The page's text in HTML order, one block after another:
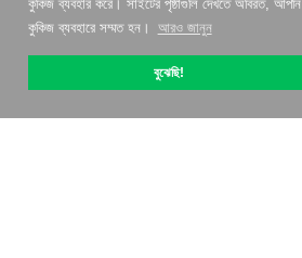
কুকিজ ব্যবহার করে। সাইটের পৃষ্ঠাগুলি দেখতে অবিরত, আপনি
কুকিজ ব্যবহারে সম্মত হন।
আরও জানুন
বুঝেছি!